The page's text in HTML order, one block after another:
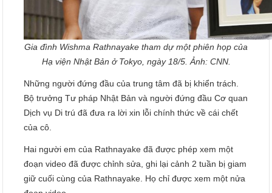
Gia đình Wishma Rathnayake tham dự một phiên họp của
Hạ viện Nhật Bản ở Tokyo, ngày 18/5. Ảnh: CNN.
Những người đứng đầu của trung tâm đã bị khiển trách.
Bộ trưởng Tư pháp Nhật Bản và người đứng đầu Cơ quan
Dịch vụ Di trú đã đưa ra lời xin lỗi chính thức về cái chết
của cô.
Hai người em của Rathnayake đã được phép xem một
đoạn video đã được chỉnh sửa, ghi lại cảnh 2 tuần bị giam
giữ cuối cùng của Rathnayake. Họ chỉ được xem một nửa